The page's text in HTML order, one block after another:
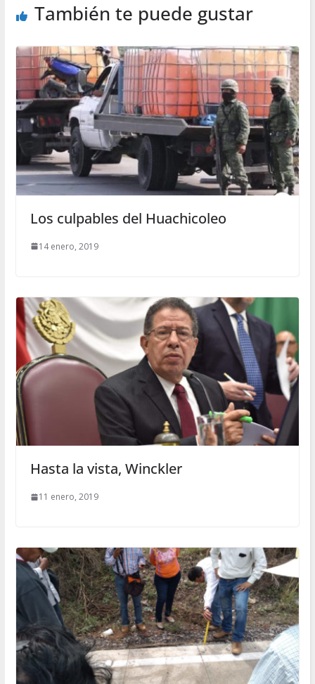
También te puede gustar
Los culpables del Huachicoleo
14 enero, 2019
Hasta la vista, Winckler
11 enero, 2019